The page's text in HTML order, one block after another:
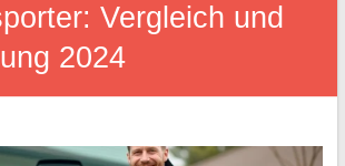
Vergleich und
2024